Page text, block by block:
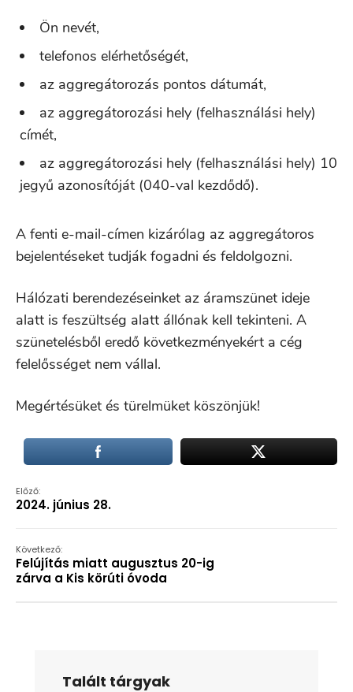
Ön nevét,
telefonos elérhetőségét,
az aggregátorozás pontos dátumát,
az aggregátorozási hely (felhasználási hely)
címét,
az aggregátorozási hely (felhasználási hely) 10
jegyű azonosítóját (040-val kezdődő).
A fenti e-mail-címen kizárólag az aggregátoros
bejelentéseket tudják fogadni és feldolgozni.
Hálózati berendezéseinket az áramszünet ideje
alatt is feszültség alatt állónak kell tekinteni. A
szünetelésből eredő következményekért a cég
felelősséget nem vállal.
Megértésüket és türelmüket köszönjük!
Előző:
2024. június 28.
Következő:
Felújítás miatt augusztus 20-ig
zárva a Kis körúti óvoda
Talált tárgyak